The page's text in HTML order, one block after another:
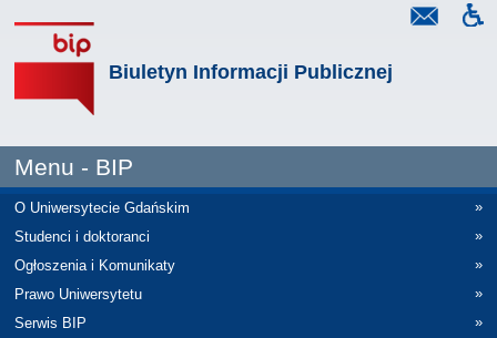
Biuletyn Informacji Publicznej
Menu - BIP
O Uniwersytecie Gdańskim
»
Studenci i doktoranci
»
Ogłoszenia i Komunikaty
»
Prawo Uniwersytetu
»
Serwis BIP
»